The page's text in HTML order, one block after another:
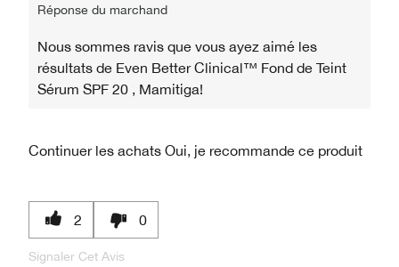
Réponse du marchand
Nous sommes ravis que vous ayez aimé les
résultats de Even Better Clinical™ Fond de Teint
Sérum SPF 20 , Mamitiga!
Continuer les achats Oui, je recommande ce produit
2 0
Signaler Cet Avis